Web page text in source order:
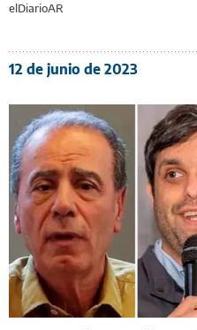
elDiarioAR
12 de junio de 2023